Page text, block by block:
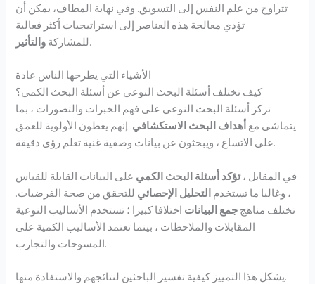
تتراوح من علم النفس إلى التسويق. وفي نهاية المطاف، يمكن أن
تؤدي معالجة هذه العناصر إلى استراتيجيات أكثر فعالية
للمشاركة والتأثير .
الأشياء التي يطرحها الناس عادة
كيف تختلف أسئلة البحث النوعي عن أسئلة البحث الكمي؟
تركز أسئلة البحث النوعي على فهم الخبرات والتصورات ، بما
يتماشى مع أهداف البحث الاستكشافي. إنهم يعطون الأولوية للعمق
على الاتساع ، ويبحثون عن بيانات وصفية غنية تعلم رؤى دقيقة.
في المقابل ،تؤكد أسئلة البحث الكمي على البيانات القابلة للقياس
، وغالبا ما تستخدم التحليل الإحصائي للتحقق من صحة الفرضيات.
تختلف مناهج جمع البيانات اختلافا كبيرا ؛ تستخدم الأساليب النوعية
المقابلات والملاحظات ، بينما تعتمد الأساليب الكمية على
المسوحات والتجارب.
يشكل هذا التمييز كيفية تفسير الباحثين لنتائجهم والاستفادة منها.